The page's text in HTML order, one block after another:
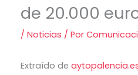
de 20.000
/ Noticias / Por
Extraído de